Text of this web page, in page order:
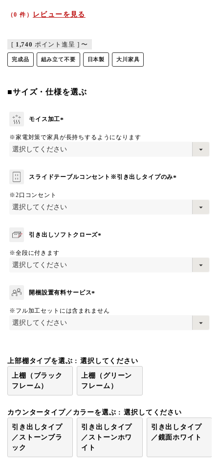
（0 件） レビューを見る
[ 1,740 ポイント進呈 ] 〜
完成品 組み立て不要 日本製 大川家具
■サイズ・仕様を選ぶ
モイス加工
必
須
※家電対策で家具が長持ちするようになります
スライドテーブルコンセント※引き出しタイプのみ
※2口コンセント
引き出しソフトクローズ
※全段に付きます
開梱設置有料サービス
必
※フル加工セットには含まれません
上部棚タイプを選ぶ
選択してください
上棚（ブラック
フレーム）
上棚（グリーン
フレーム）
カウンタータイプ／カラーを選ぶ
選択してください
引き出しタイプ
／ストーンブラ
ック
引き出しタイプ
／ストーンホワ
イト
引き出しタイプ
／鏡面ホワイト